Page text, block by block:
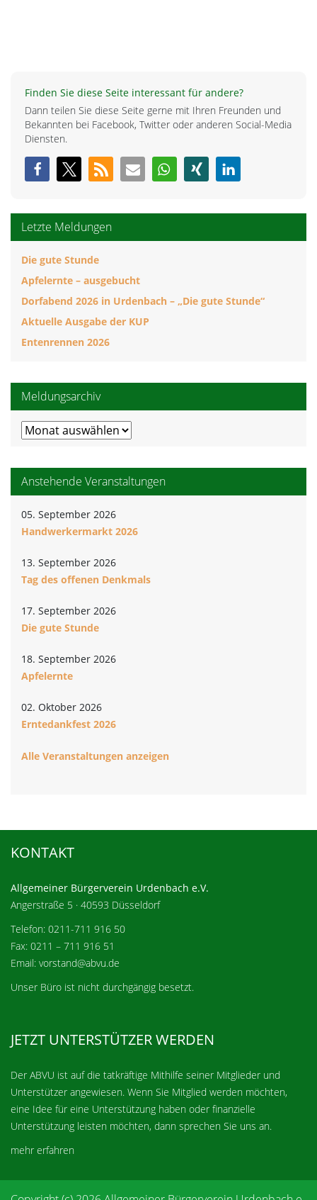
Finden Sie diese Seite interessant für andere?
Dann teilen Sie diese Seite gerne mit Ihren Freunden und
Bekannten bei Facebook, Twitter oder anderen Social-Media
Diensten.
Letzte Meldungen
Die gute Stunde
Apfelernte – ausgebucht
Dorfabend 2026 in Urdenbach – „Die gute Stunde“
Aktuelle Ausgabe der KUP
Entenrennen 2026
Meldungsarchiv
Meldungsarchiv
Anstehende Veranstaltungen
05. September 2026
Handwerkermarkt 2026
13. September 2026
Tag des offenen Denkmals
17. September 2026
Die gute Stunde
18. September 2026
Apfelernte
02. Oktober 2026
Erntedankfest 2026
Alle Veranstaltungen anzeigen
KONTAKT
Allgemeiner Bürgerverein Urdenbach e.V.
Angerstraße 5 · 40593 Düsseldorf
Telefon: 0211-711 916 50
Fax: 0211 – 711 916 51
Email: vorstand@abvu.de
Unser Büro ist nicht durchgängig besetzt.
JETZT UNTERSTÜTZER WERDEN
Der ABVU ist auf die tatkräftige Mithilfe seiner Mitglieder und
Unterstützer angewiesen. Wenn Sie Mitglied werden möchten,
eine Idee für eine Unterstützung haben oder finanzielle
Unterstützung leisten möchten, dann sprechen Sie uns an.
mehr erfahren